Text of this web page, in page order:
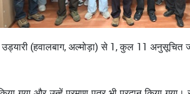
(हवालबाग, अल्मोड़ा) से 1, कुल 11